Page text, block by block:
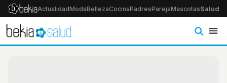
ActualidadModaBellezaCocinaPadresParejaMascotasSalud